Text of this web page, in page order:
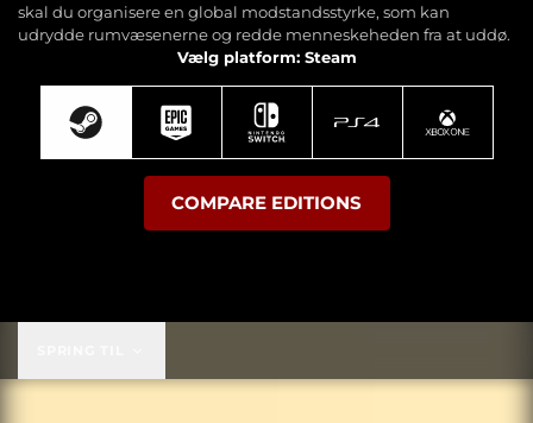
skal du organisere en global modstandsstyrke, som kan
udrydde rumvæsenerne og redde menneskeheden fra at uddø.
Vælg platform: Steam
COMPARE EDITIONS